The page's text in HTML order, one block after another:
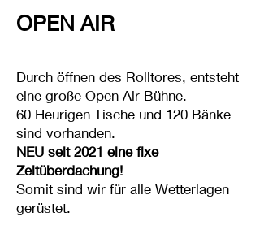
OPEN AIR
Durch öffnen des Rolltores, entsteht
eine große Open Air Bühne.
60 Heurigen Tische und 120 Bänke
sind vorhanden.
NEU seit 2021 eine fixe
Zeltüberdachung!
Somit sind wir für alle Wetterlagen
gerüstet.